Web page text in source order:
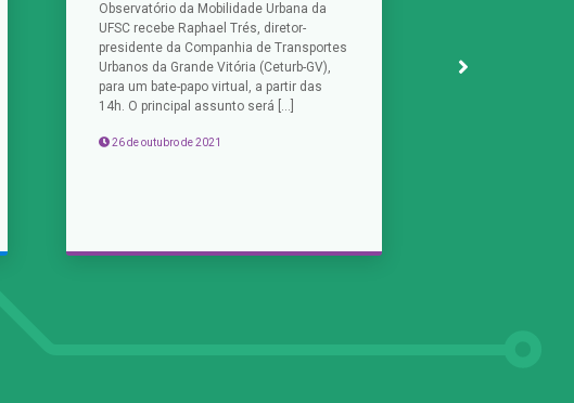
Observatório da Mobilidade Urbana da
UFSC recebe Raphael Trés, diretor-
presidente da Companhia de Transportes
Urbanos da Grande Vitória (Ceturb-GV),
para um bate-papo virtual, a partir das
14h. O principal assunto será […]
26 de outubro de 2021